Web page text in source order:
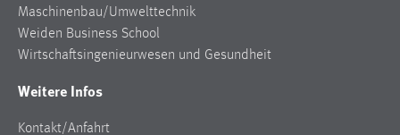
Maschinenbau/Umwelttechnik
Weiden Business School
Wirtschaftsingenieurwesen und Gesundheit
Weitere Infos
Kontakt/Anfahrt